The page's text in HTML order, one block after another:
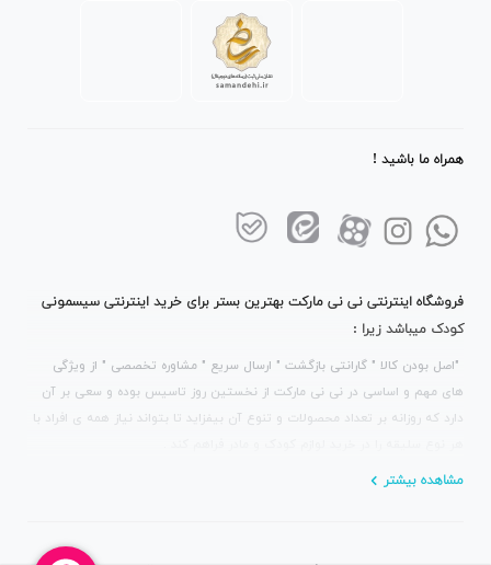
همراه ما باشید !
فروشگاه اینترنتی نی نی مارکت بهترین بستر برای خرید اینترنتی سیسمونی
کودک میباشد زیرا :
"اصل بودن کالا " گارانتی بازگشت " ارسال سریع " مشاوره تخصصی " از ویژگی
های مهم و اساسی در نی نی مارکت از نخستین روز تاسیس بوده و سعی بر آن
دارد که روزانه بر تعداد محصولات و تنوع آن بیفزاید تا بتواند نیاز همه ی افراد با
مشاهده بیشتر